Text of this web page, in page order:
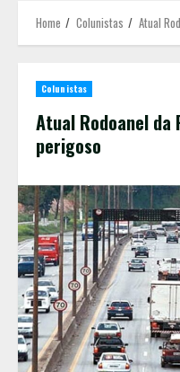
Home Colunistas Atual
Colunistas
Atual Rodoanel da
perigoso